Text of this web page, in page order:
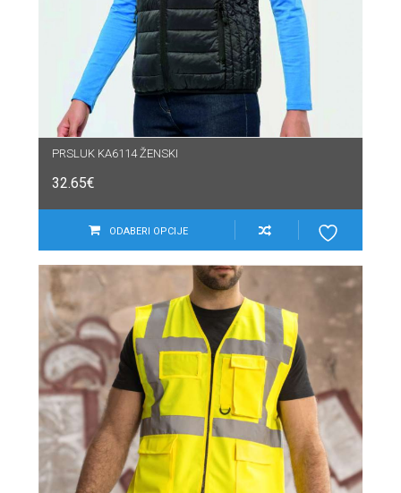
PRSLUK KA6114 ŽENSKI
32.65€
ODABERI OPCIJE